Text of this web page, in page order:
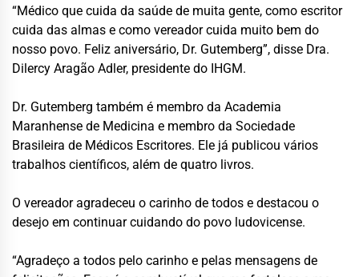
“Médico que cuida da saúde de muita gente, como escritor
cuida das almas e como vereador cuida muito bem do
nosso povo. Feliz aniversário, Dr. Gutemberg”, disse Dra.
Dilercy Aragão Adler, presidente do IHGM.
Dr. Gutemberg também é membro da Academia
Maranhense de Medicina e membro da Sociedade
Brasileira de Médicos Escritores. Ele já publicou vários
trabalhos científicos, além de quatro livros.
O vereador agradeceu o carinho de todos e destacou o
desejo em continuar cuidando do povo ludovicense.
“Agradeço a todos pelo carinho e pelas mensagens de